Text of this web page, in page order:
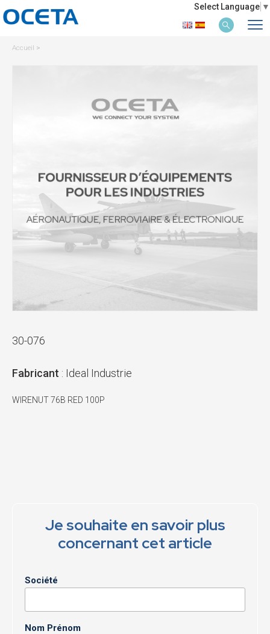
Select Language ▼
Accueil >
30-076
Fabricant : Ideal Industrie
WIRENUT 76B RED 100P
Je souhaite en savoir plus
concernant cet article
Société
Nom Prénom